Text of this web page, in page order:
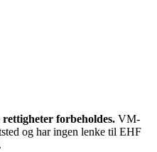
forbeholdes. VM-
og har ingen lenke til EHF